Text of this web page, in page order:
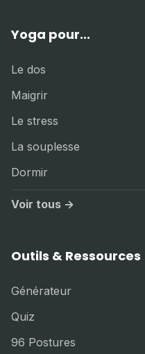
Yoga pour...
Le dos
Maigrir
Le stress
La souplesse
Dormir
Voir tous →
Outils & Ressources
Générateur
Quiz
96 Postures